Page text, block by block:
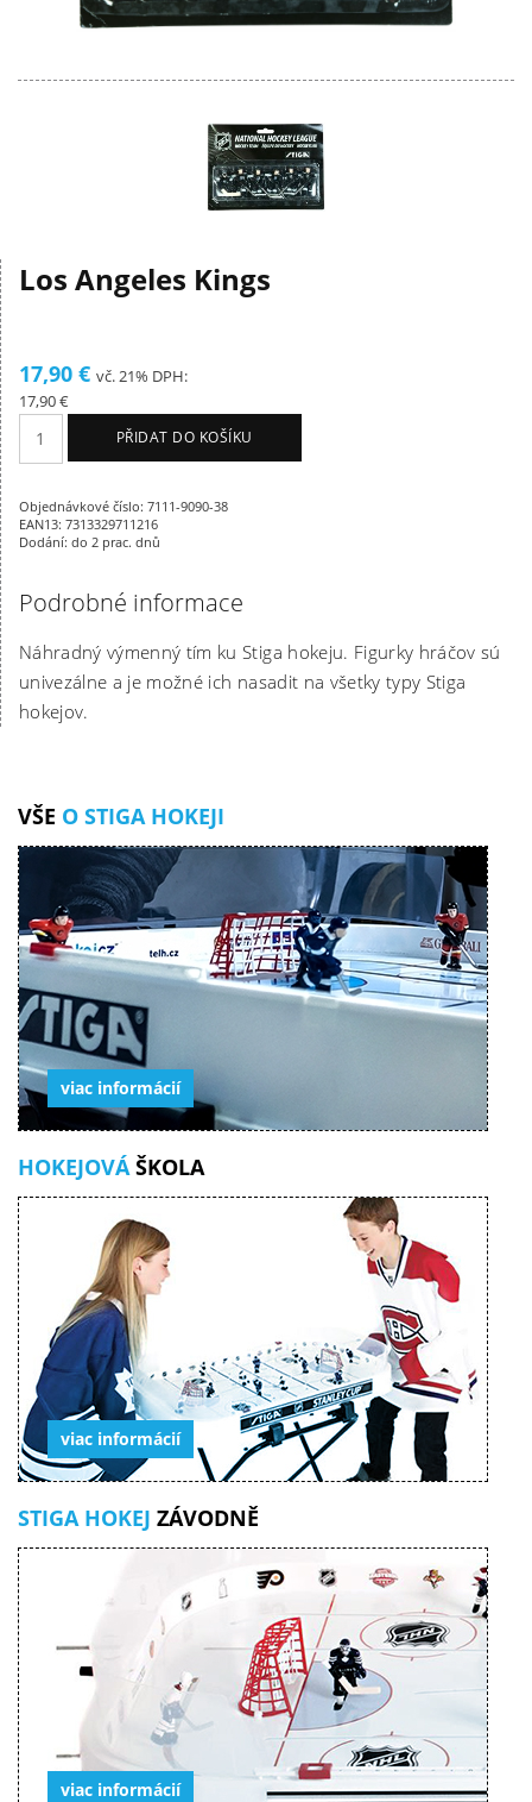
Los Angeles Kings
17,90 € vč. 21% DPH:
17,90 €
PŘIDAT DO KOŠÍKU
Objednávkové číslo: 7111-9090-38
EAN13: 7313329711216
Dodání: do 2 prac. dnů
Podrobné informace
Náhradný výmenný tím ku Stiga hokeju. Figurky hráčov sú
univezálne a je možné ich nasadit na všetky typy Stiga
hokejov.
VŠE O STIGA HOKEJI
viac informácií
HOKEJOVÁ ŠKOLA
viac informácií
STIGA HOKEJ ZÁVODNĚ
viac informácií